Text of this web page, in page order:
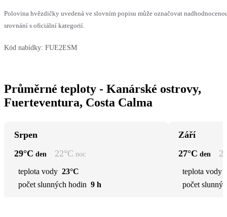
Polovina hvězdičky uvedená ve slovním popisu může označovat
srovnání s oficiální kategorií.
Kód nabídky: FUE2ESM
Průměrné teploty - Kanárské ostrovy,
Fuerteventura, Costa Calma
Srpen
29°C den 22°C noc
teplota vody 23°C
počet slunných hodin 9 h
Září
27°C den
teplota vody
počet